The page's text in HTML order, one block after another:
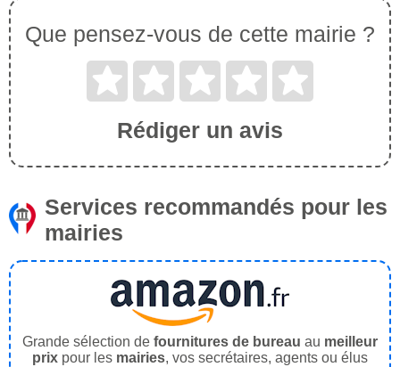
Que pensez-vous de cette mairie ?
Rédiger un avis
Services recommandés pour les
mairies
Grande sélection de fournitures de bureau au meilleur
prix pour les mairies, vos secrétaires, agents ou élus